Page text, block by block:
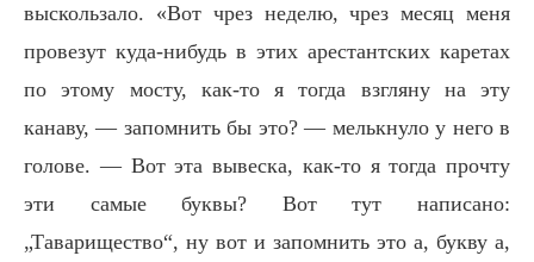
выскользало. «Вот чрез неделю, чрез месяц меня
провезут куда-нибудь в этих арестантских каретах
по этому мосту, как-то я тогда взгляну на эту
канаву, — запомнить бы это? — мелькнуло у него в
голове. — Вот эта вывеска, как-то я тогда прочту
эти самые буквы? Вот тут написано:
„Таварищество“, ну вот и запомнить это а, букву а,